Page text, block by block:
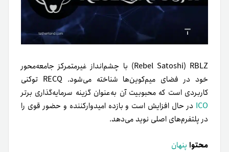
Rebel Satoshi) RBLZ) با چشم‌انداز غیرمتمرکز جامعه‌محور
خود در فضای میم‌کوین‌ها شناخته می‌شود. RECQ توکنی
کاربردی است که محبوبیت آن به‌عنوان گزینه سرمایه‌گذاری برتر
ICO در حال افزایش است و بازده امیدوارکننده و حضور قوی را
در پلتفرم‌های اصلی نوید می‌دهد.
محتوا پنهان